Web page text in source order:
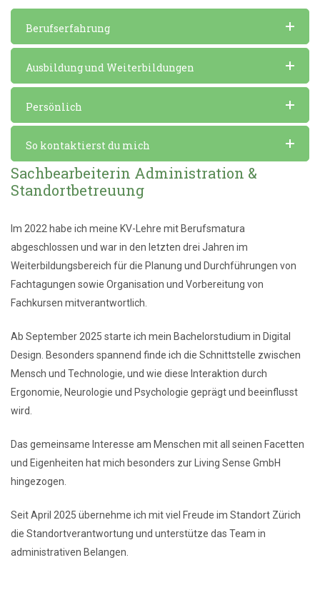
Berufserfahrung
Ausbildung und Weiterbildungen
Persönlich
So kontaktierst du mich
Sachbearbeiterin Administration &
Standortbetreuung
Im 2022 habe ich meine KV-Lehre mit Berufsmatura
abgeschlossen und war in den letzten drei Jahren im
Weiterbildungsbereich für die Planung und Durchführungen von
Fachtagungen sowie Organisation und Vorbereitung von
Fachkursen mitverantwortlich.
Ab September 2025 starte ich mein Bachelorstudium in Digital
Design. Besonders spannend finde ich die Schnittstelle zwischen
Mensch und Technologie, und wie diese Interaktion durch
Ergonomie, Neurologie und Psychologie geprägt und beeinflusst
wird.
Das gemeinsame Interesse am Menschen mit all seinen Facetten
und Eigenheiten hat mich besonders zur Living Sense GmbH
hingezogen.
Seit April 2025 übernehme ich mit viel Freude im Standort Zürich
die Standortverantwortung und unterstütze das Team in
administrativen Belangen.